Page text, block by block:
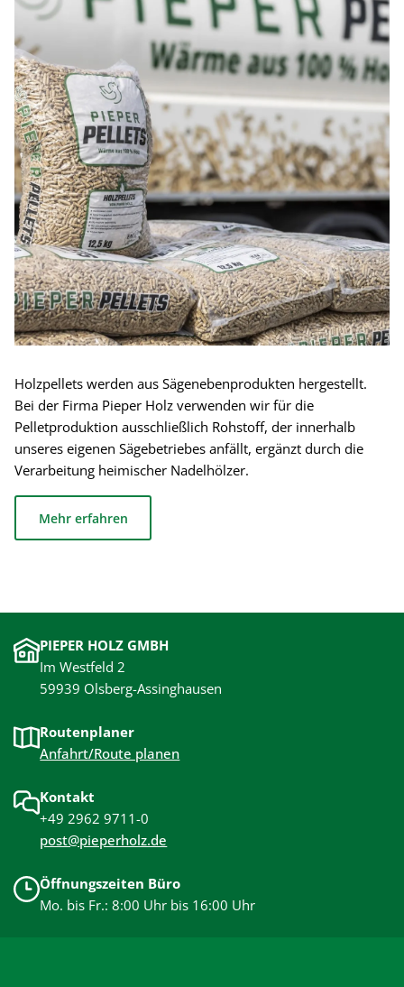
Holzpellets werden aus Sägenebenprodukten hergestellt.
Bei der Firma Pieper Holz verwenden wir für die
Pelletproduktion ausschließlich Rohstoff, der innerhalb
unseres eigenen Sägebetriebes anfällt, ergänzt durch die
Verarbeitung heimischer Nadelhölzer.
Mehr erfahren
PIEPER HOLZ GMBH
Im Westfeld 2
59939 Olsberg-Assinghausen
Routenplaner
Anfahrt/Route planen
Kontakt
+49 2962 9711-0
post@pieperholz.de
Öffnungszeiten Büro
Mo. bis Fr.: 8:00 Uhr bis 16:00 Uhr